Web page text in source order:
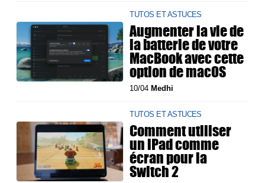
TUTOS ET ASTUCES
Augmenter la vie de
la batterie de votre
MacBook avec cette
option de macOS
10/04 Medhi
TUTOS ET ASTUCES
Comment utiliser
un iPad comme
écran pour la
Switch 2